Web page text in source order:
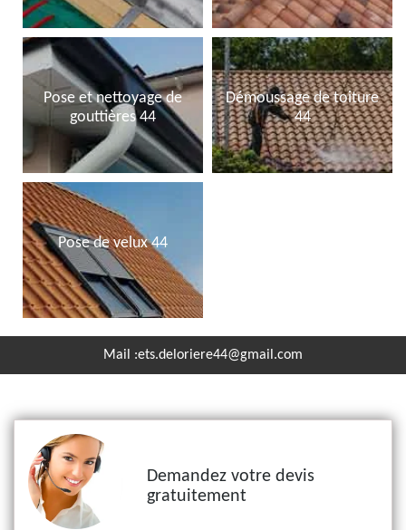
Pose et nettoyage de
gouttières 44
Démoussage de toiture
44
Pose de velux 44
Mail :ets.deloriere44@gmail.com
Demandez votre devis
gratuitement